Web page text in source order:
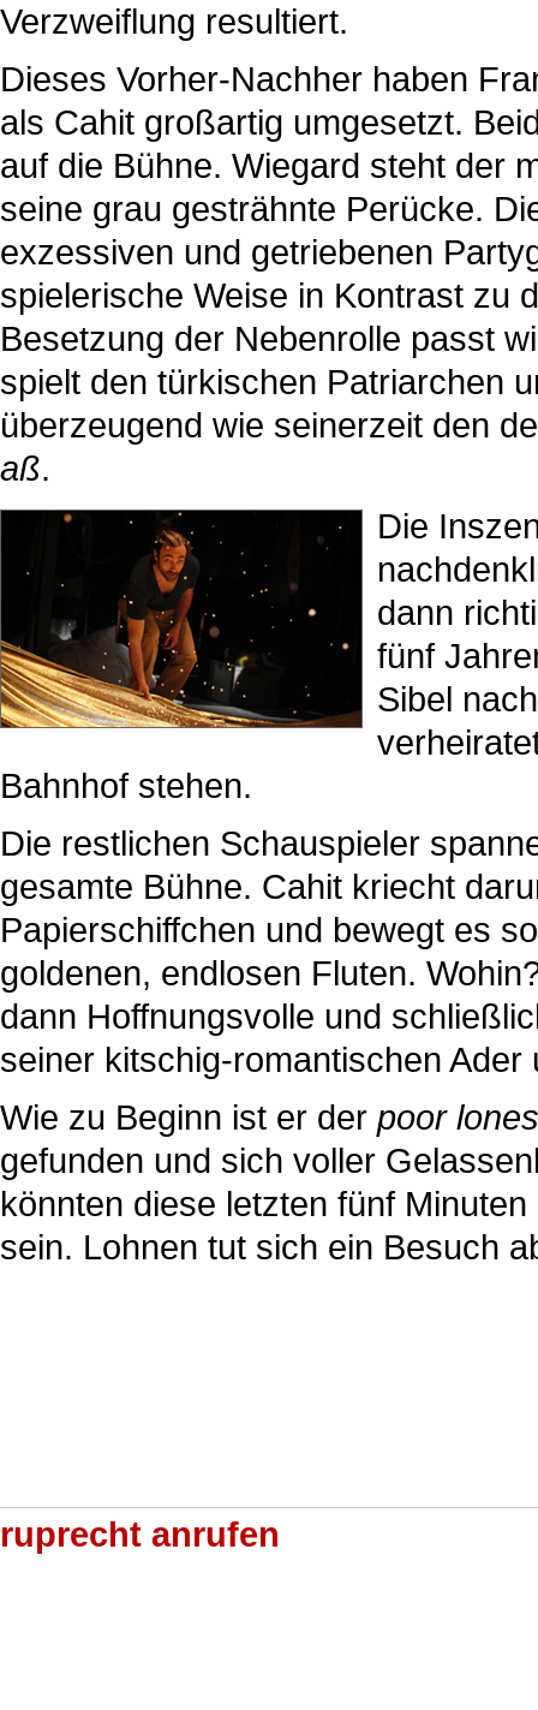
Verzweiflung resultiert.
Dieses Vorher-Nachher haben
als Cahit großartig umgesetzt.
auf die Bühne. Wiegard steht der
seine grau gesträhnte Perücke.
exzessiven und getriebenen
spielerische Weise in Kontrast zu
Besetzung der Nebenrolle passt
spielt den türkischen Patriarchen
überzeugend wie seinerzeit den
aß.
Die
dann
fünf
Sibel
Bahnhof stehen.
Die restlichen Schauspieler
gesamte Bühne. Cahit kriecht
Papierschiffchen und bewegt es
goldenen, endlosen Fluten.
dann Hoffnungsvolle und
seiner kitschig-romantischen
Wie zu Beginn ist er der poor
gefunden und sich voller
könnten diese letzten fünf
sein. Lohnen tut sich ein Besuch
ruprecht anrufen